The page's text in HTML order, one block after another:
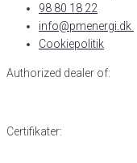
98 80 18 22
info@pmenergi.dk​ ​
Cookiepolitik
Authorized dealer of:
Certifikater: